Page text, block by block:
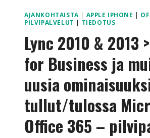
AJANKOHTAISTA | APPLE IPHONE |
PILVIPALVELUT | TIEDOTUS
Lync 2010 & 2013
for Business ja
uusia
tullut/tulossa
Office 365 –